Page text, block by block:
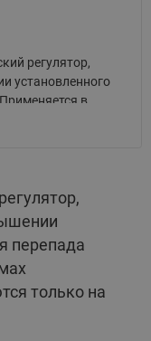
регулятор,
установленного
в
и регулирующий
импульсные
комплект и
— вода или
до 150 °С и
перепада
только на